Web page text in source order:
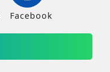
Facebook